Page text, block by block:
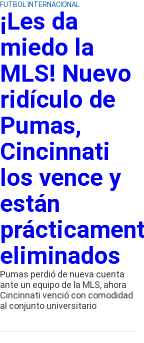
FUTBOL INTERNACIONAL
¡Les da
miedo la
MLS! Nuevo
ridículo de
Pumas,
Cincinnati
los vence y
están
eliminados
Pumas perdió de nueva cuenta
ante un equipo de la MLS, ahora
Cincinnati venció con comodidad
al conjunto universitario